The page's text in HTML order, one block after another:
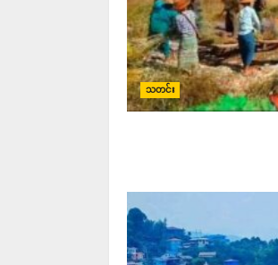
သတင်း